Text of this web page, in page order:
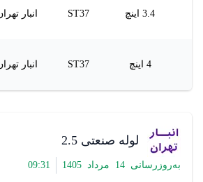
3.4 اینچ ST37 انبار
4 اینچ ST37 انبار
لوله صنعتی 2.5
به‌روزرسانی 14 مرداد 1405
09:31